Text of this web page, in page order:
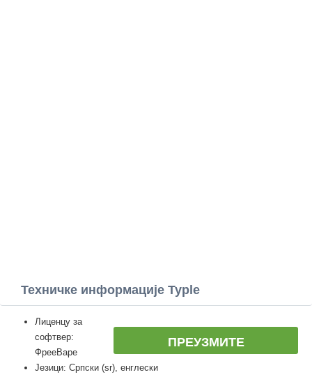
Техничке информације Typle
ПРЕУЗМИТЕ
Лиценцу за
софтвер:
ФрееВаре
Језици: Српски (sr), енглески